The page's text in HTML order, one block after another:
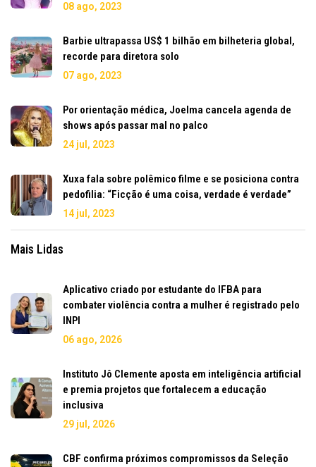
08 ago, 2023
Barbie ultrapassa US$ 1 bilhão em bilheteria global,
recorde para diretora solo
07 ago, 2023
Por orientação médica, Joelma cancela agenda de
shows após passar mal no palco
24 jul, 2023
Xuxa fala sobre polêmico filme e se posiciona contra
pedofilia: “Ficção é uma coisa, verdade é verdade”
14 jul, 2023
Mais Lidas
Aplicativo criado por estudante do IFBA para
combater violência contra a mulher é registrado pelo
INPI
06 ago, 2026
Instituto Jô Clemente aposta em inteligência artificial
e premia projetos que fortalecem a educação
inclusiva
29 jul, 2026
CBF confirma próximos compromissos da Seleção